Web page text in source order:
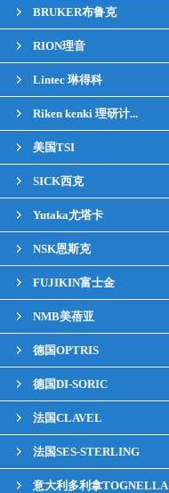
BRUKER布鲁克
RION理音
Lintec 琳得科
Riken kenki 理研计...
美国TSI
SICK西克
Yutaka尤塔卡
NSK恩斯克
FUJIKIN富士金
NMB美蓓亚
德国OPTRIS
德国DI-SORIC
法国CLAVEL
法国SES-STERLING
意大利多利拿TOGNELLA